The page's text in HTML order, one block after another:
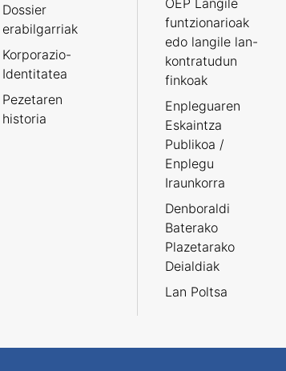
Dossier
erabilgarriak
Korporazio-
Identitatea
Pezetaren
historia
OEP Langile
funtzionarioak
edo langile lan-
kontratudun
finkoak
Enpleguaren
Eskaintza
Publikoa /
Enplegu
Iraunkorra
Denboraldi
Baterako
Plazetarako
Deialdiak
Lan Poltsa